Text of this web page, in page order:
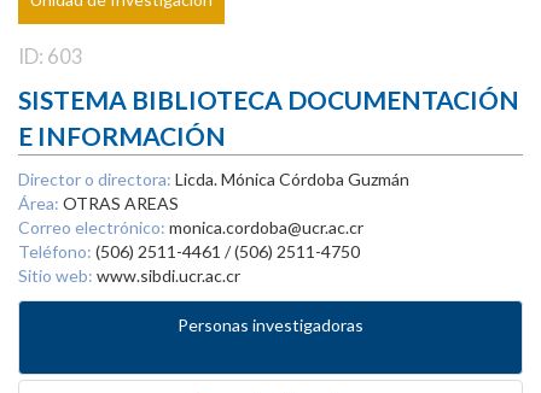
ID: 603
SISTEMA BIBLIOTECA DOCUMENTACIÓN
E INFORMACIÓN
Director o directora: Licda. Mónica Córdoba Guzmán
Área: OTRAS AREAS
Correo electrónico: monica.cordoba@ucr.ac.cr
Teléfono: (506) 2511-4461 / (506) 2511-4750
Sitio web: www.sibdi.ucr.ac.cr
Personas investigadoras